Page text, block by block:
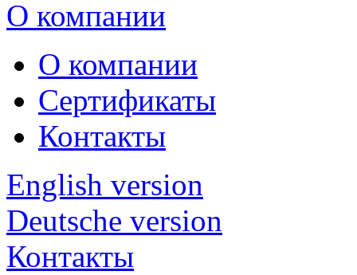
О компании
О компании
Сертификаты
Контакты
English version
Deutsche version
Контакты